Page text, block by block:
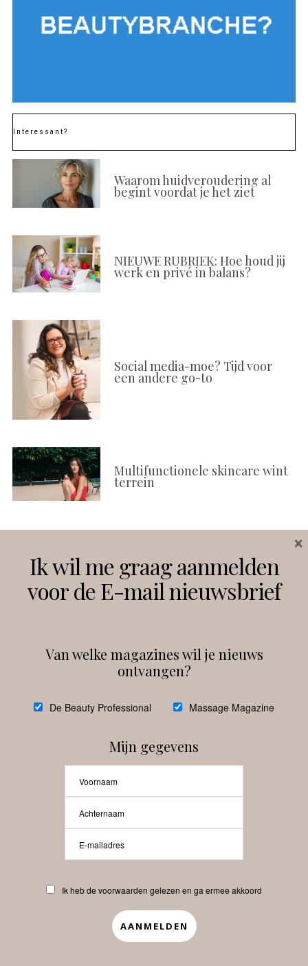
Interessant?
Waarom huidveroudering al
begint voordat je het ziet
NIEUWE RUBRIEK: Hoe houd jij
werk en privé in balans?
Social media-moe? Tijd voor
een andere go-to
Multifunctionele skincare wint
terrein
Instagram Facebook
debeautyprofessional
Beauty-Pro.nl
Abonneren Contact
APP
Ik wil me graag aanmelden
voor de E-mail nieuwsbrief
Van welke magazines wil je nieuws
ontvangen?
De Beauty Professional Massage Magazine
Mijn gegevens
Ik heb de voorwaarden gelezen en ga ermee akkoord
×